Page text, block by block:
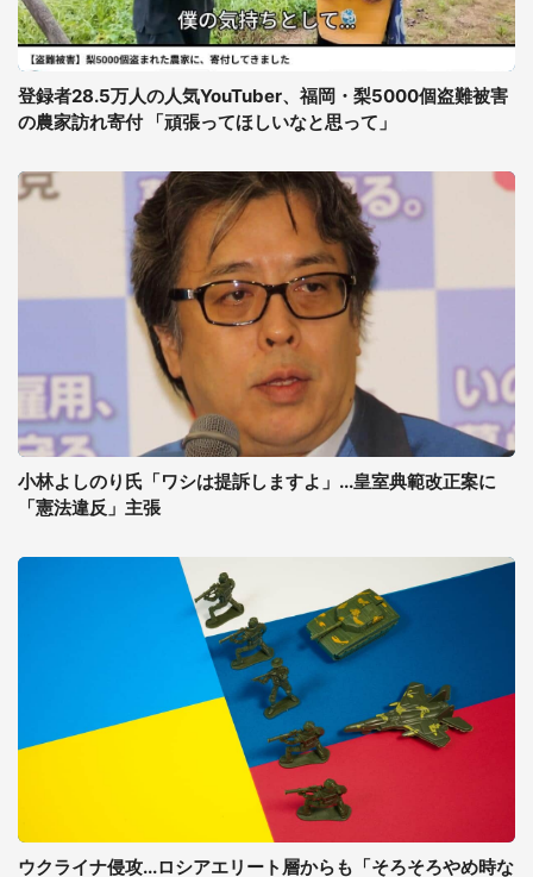
登録者28.5万人の人気YouTuber、福岡・梨5000個盗難被害
の農家訪れ寄付 「頑張ってほしいなと思って」
小林よしのり氏「ワシは提訴しますよ」...皇室典範改正案に
「憲法違反」主張
ウクライナ侵攻...ロシアエリート層からも「そろそろやめ時な